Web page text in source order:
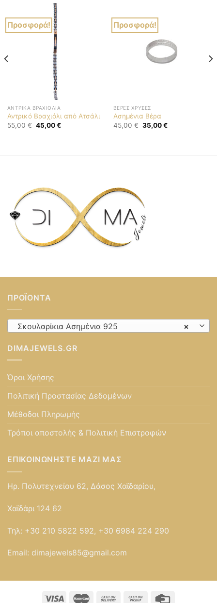
Προσφορά!
ΑΝΤΡΙΚΆ ΒΡΑΧΙΌΛΙΑ
Αντρικό Βραχιόλι από Ατσάλι
55,00€ Original
price
45,00€Η
Προσφορά!
ΒΈΡΕΣ ΧΡΥΣΈΣ
Ασημένια Βέρα
45,00€ Original
price
35,00€Η
ΠΡΟΪΌΝΤΑ
×
Σκουλαρίκια Ασημένια 925
DIMAJEWELS.GR
Όροι Χρήσης
Πολιτική Προστασίας Δεδομένων
Μέθοδοι Πληρωμής
Τρόποι αποστολής & Πολιτική Επιστροφών
ΕΠΙΚΟΙΝΩΝΉΣΤΕ ΜΑΖΊ ΜΑΣ
Ηρ. Πολυτεχνείου 62, Δάσος Χαϊδαρίου,
Χαϊδάρι 124 62
Τηλ: +30 210 5822 592, +30 6984 224 290
Email: dimajewels85@gmail.com